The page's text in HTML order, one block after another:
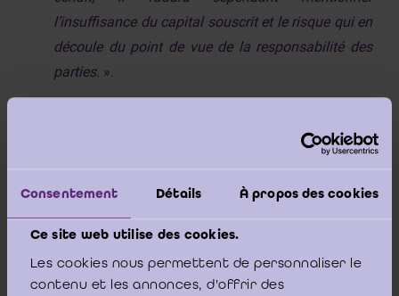
Consentement Détails À propos des cookies
Ce site web utilise des cookies.
Les cookies nous permettent de personnaliser le
contenu et les annonces, d'offrir des
l’insuffisance du capital souscrit et le risque qui en
découle du point de vue de la responsabilité des
parties. ».
Il est utile de renvoyer à l’article 785, alinéa 2, 1° du
Code des sociétés, ainsi que l’article 786, dernier
alinéa du Code des sociétés, qui stipulent ce qui
- «Les associés d'une société en nom collectif et